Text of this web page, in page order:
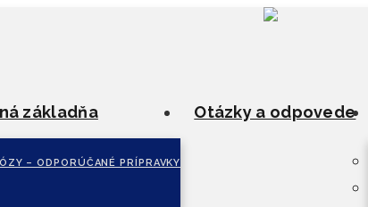
základňa
– ODPORÚČANÉ PRÍPRAVKY
Otázky a odpovede